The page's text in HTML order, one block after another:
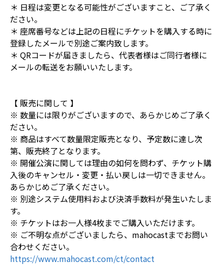
＊ 日程は変更となる可能性がございますこと、ご了承く
ださい。
＊ 座席番号などは上記の日程にチケットを購入する時に
登録したメールで別途ご案内致します。
＊ QRコードが届きましたら、代表者様はご同行者様に
メールの転送をお願いいたします。
【 販売に関して 】
※ 数量には限りがございますので、あらかじめご了承く
ださい。
※ 商品はすべて数量限定販売となり、予定数に達し次
第、販売終了となります。
※ 開催公演に関しては理由の如何を問わず、チケット購
入後のキャンセル・変更・払い戻しは一切できません。
あらかじめご了承ください。
※ 別途システム使用料および決済手数料が発生いたしま
す。
※ チケットはお一人様4枚までご購入いただけます。
※ ご不明な点がございましたら、mahocastまでお問い
合わせください。
https://www.mahocast.com/ct/contact